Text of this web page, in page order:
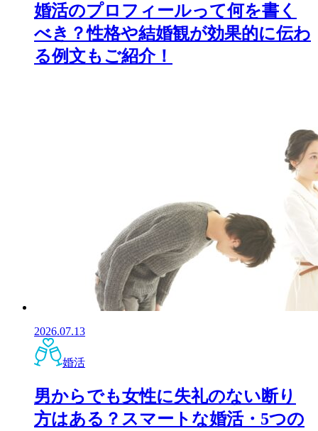
婚活のプロフィールって何を書く
べき？性格や結婚観が効果的に伝わ
る例文もご紹介！
2026.07.13
婚活
男からでも女性に失礼のない断り
方はある？スマートな婚活・5つの